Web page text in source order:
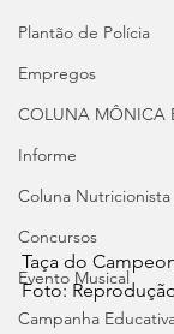
Plantão de Polícia
Empregos
COLUNA MÔNICA
Informe
Coluna
Concursos
Evento Musical
Campanha
Taça do
Foto: